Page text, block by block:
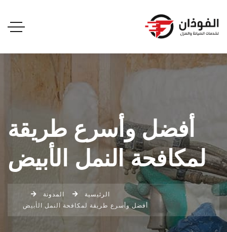
أفضل وأسرع طريقة
لمكافحة النمل الأبيض
الرئيسية
المدونة
أفضل وأسرع طريقة لمكافحة النمل الأبيض